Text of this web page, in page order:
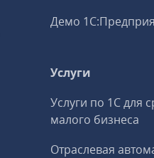
Демо
Услуги
Услуги по 1С для
малого бизнеса
Отраслевая